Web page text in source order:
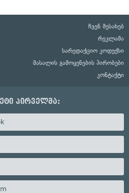
ჩვენ შესახებ
რეკლამა
სარედაქციო კოდექსი
მასალის გამოყენების პირობები
კონტაქტი
პირველმა: